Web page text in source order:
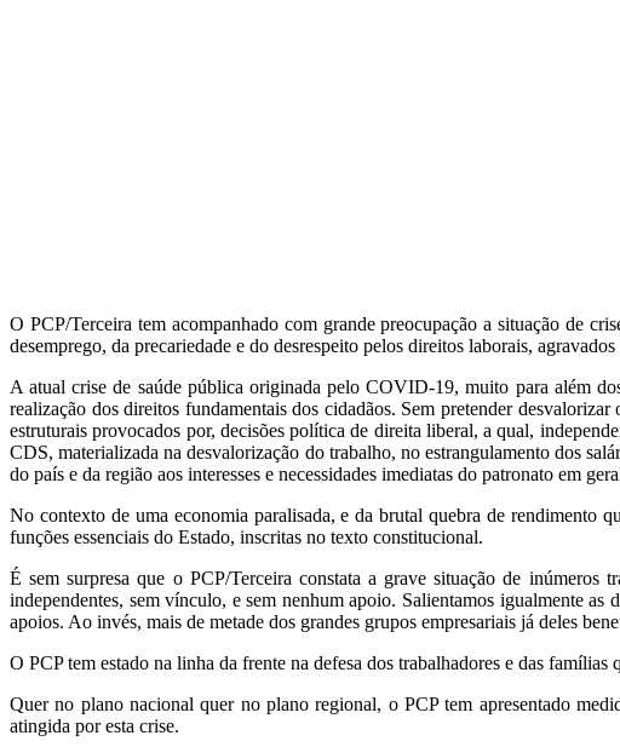
O PCP/Terceira tem acompanhado com grande preocupação a situação de
desemprego, da precariedade e do desrespeito pelos direitos laborais,
A atual crise de saúde pública originada pelo COVID-19, muito para além
realização dos direitos fundamentais dos cidadãos. Sem pretender
estruturais provocados por, decisões política de direita liberal, a qual,
CDS, materializada na desvalorização do trabalho, no estrangulamento dos
do país e da região aos interesses e necessidades imediatas do patronato em
No contexto de uma economia paralisada, e da brutal quebra de rendimento
funções essenciais do Estado, inscritas no texto constitucional.
É sem surpresa que o PCP/Terceira constata a grave situação de inúmeros
independentes, sem vínculo, e sem nenhum apoio. Salientamos igualmente
apoios. Ao invés, mais de metade dos grandes grupos empresariais já deles
O PCP tem estado na linha da frente na defesa dos trabalhadores e das
Quer no plano nacional quer no plano regional, o PCP tem apresentado
atingida por esta crise.